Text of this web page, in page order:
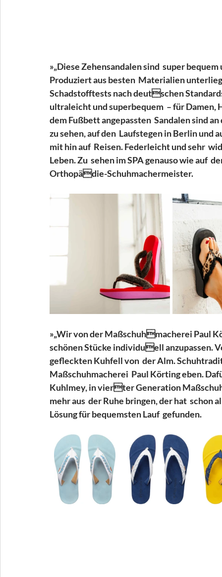
»„Diese Zehensandalen sind  super
Produziert aus besten  Materialien
Schadstofftests nach deutschen
ultraleicht und superbequem  – für
dem Fußbett angepassten  Sandalen sind
zu sehen, auf den  Laufstegen in Berlin und
mit hin auf  Reisen. Federleicht und sehr
Leben. Zu  sehen im SPA genauso wie auf
Orthopädie-Schuhmachermeister.
»„Wir von der Maßschuhmacherei Paul
schönen Stücke individuell anzupassen.
gefleckten Kuhfell von  der Alm.
Maßschuhmacherei  Paul Körting eben.
Kuhlmey, in vierter Generation
mehr aus  der Ruhe bringen, der hat
Lösung für bequemsten Lauf  gefunden.